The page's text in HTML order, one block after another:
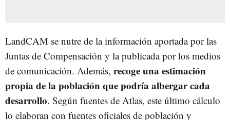
LandCAM se nutre de la información aportada por las
Juntas de Compensación y la publicada por los medios
de comunicación. Además, recoge una estimación
propia de la población que podría albergar cada
desarrollo. Según fuentes de Atlas, este último cálculo
lo elaboran con fuentes oficiales de población y